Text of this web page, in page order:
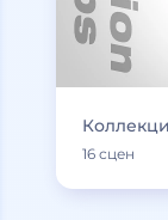
16 сцен